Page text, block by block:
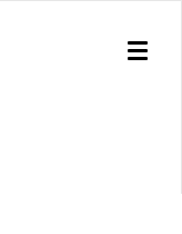
Toggle